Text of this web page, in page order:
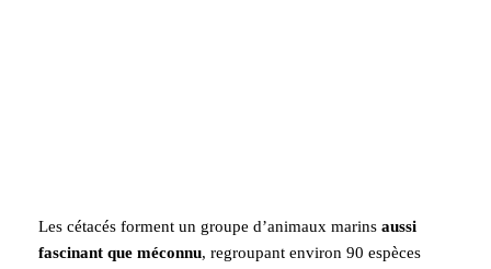
Les cétacés forment un groupe d’animaux marins aussi
fascinant que méconnu, regroupant environ 90 espèces